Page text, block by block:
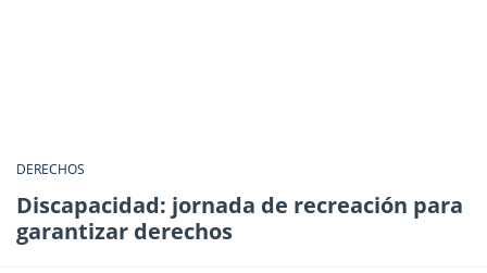
DERECHOS
Discapacidad: jornada de recreación para
garantizar derechos